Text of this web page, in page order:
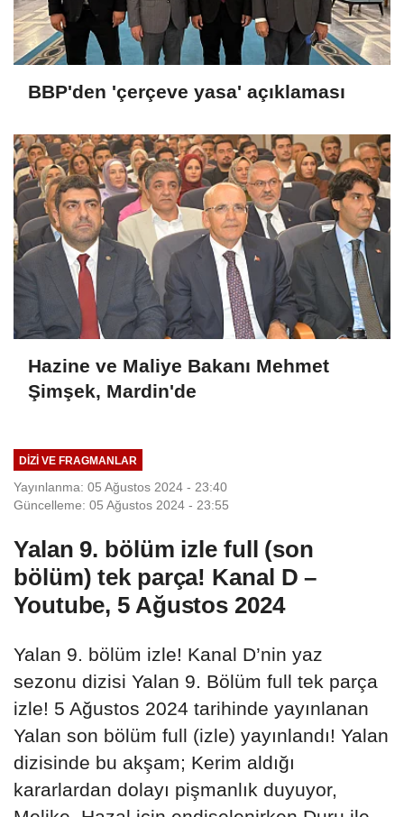
BBP'den 'çerçeve yasa' açıklaması
Hazine ve Maliye Bakanı Mehmet
Şimşek, Mardin'de
DIZI VE FRAGMANLAR
Yayınlanma: 05 Ağustos 2024 - 23:40
Güncelleme: 05 Ağustos 2024 - 23:55
Yalan 9. bölüm izle full (son
bölüm) tek parça! Kanal D –
Youtube, 5 Ağustos 2024
Yalan 9. bölüm izle! Kanal D’nin yaz
sezonu dizisi Yalan 9. Bölüm full tek parça
izle! 5 Ağustos 2024 tarihinde yayınlanan
Yalan son bölüm full (izle) yayınlandı! Yalan
dizisinde bu akşam; Kerim aldığı
kararlardan dolayı pişmanlık duyuyor,